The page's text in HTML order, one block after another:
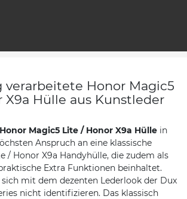
verarbeitete Honor Magic5
X9a Hülle aus Kunstleder
Honor Magic5 Lite / Honor X9a Hülle in
Anspruch an eine klassische
/ Honor X9a Handyhülle, die zudem als
Extra Funktionen beinhaltet.
mit dem dezenten Lederlook der Dux
nicht identifizieren. Das klassisch